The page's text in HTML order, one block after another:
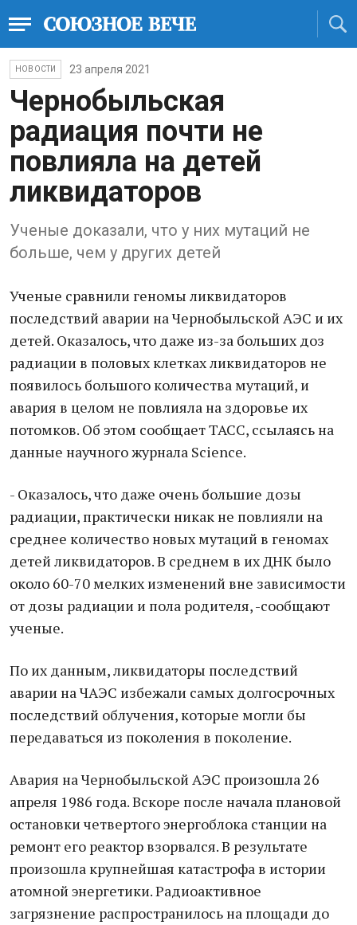
НОВОСТИ 23 апреля 2021
Чернобыльская
радиация почти не
повлияла на детей
ликвидаторов
Ученые доказали, что у них мутаций не
больше, чем у других детей
Ученые сравнили геномы ликвидаторов
последствий аварии на Чернобыльской АЭС и их
детей. Оказалось, что даже из-за больших доз
радиации в половых клетках ликвидаторов не
появилось большого количества мутаций, и
авария в целом не повлияла на здоровье их
потомков. Об этом сообщает ТАСС, ссылаясь на
данные научного журнала Science.
- Оказалось, что даже очень большие дозы
радиации, практически никак не повлияли на
среднее количество новых мутаций в геномах
детей ликвидаторов. В среднем в их ДНК было
около 60-70 мелких изменений вне зависимости
от дозы радиации и пола родителя, -сообщают
ученые.
По их данным, ликвидаторы последствий
аварии на ЧАЭС избежали самых долгосрочных
последствий облучения, которые могли бы
передаваться из поколения в поколение.
Авария на Чернобыльской АЭС произошла 26
апреля 1986 года. Вскоре после начала плановой
остановки четвертого энергоблока станции на
ремонт его реактор взорвался. В результате
произошла крупнейшая катастрофа в истории
атомной энергетики. Радиоактивное
загрязнение распространилось на площади до